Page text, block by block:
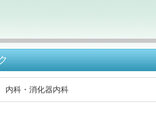
内科・消化器内科